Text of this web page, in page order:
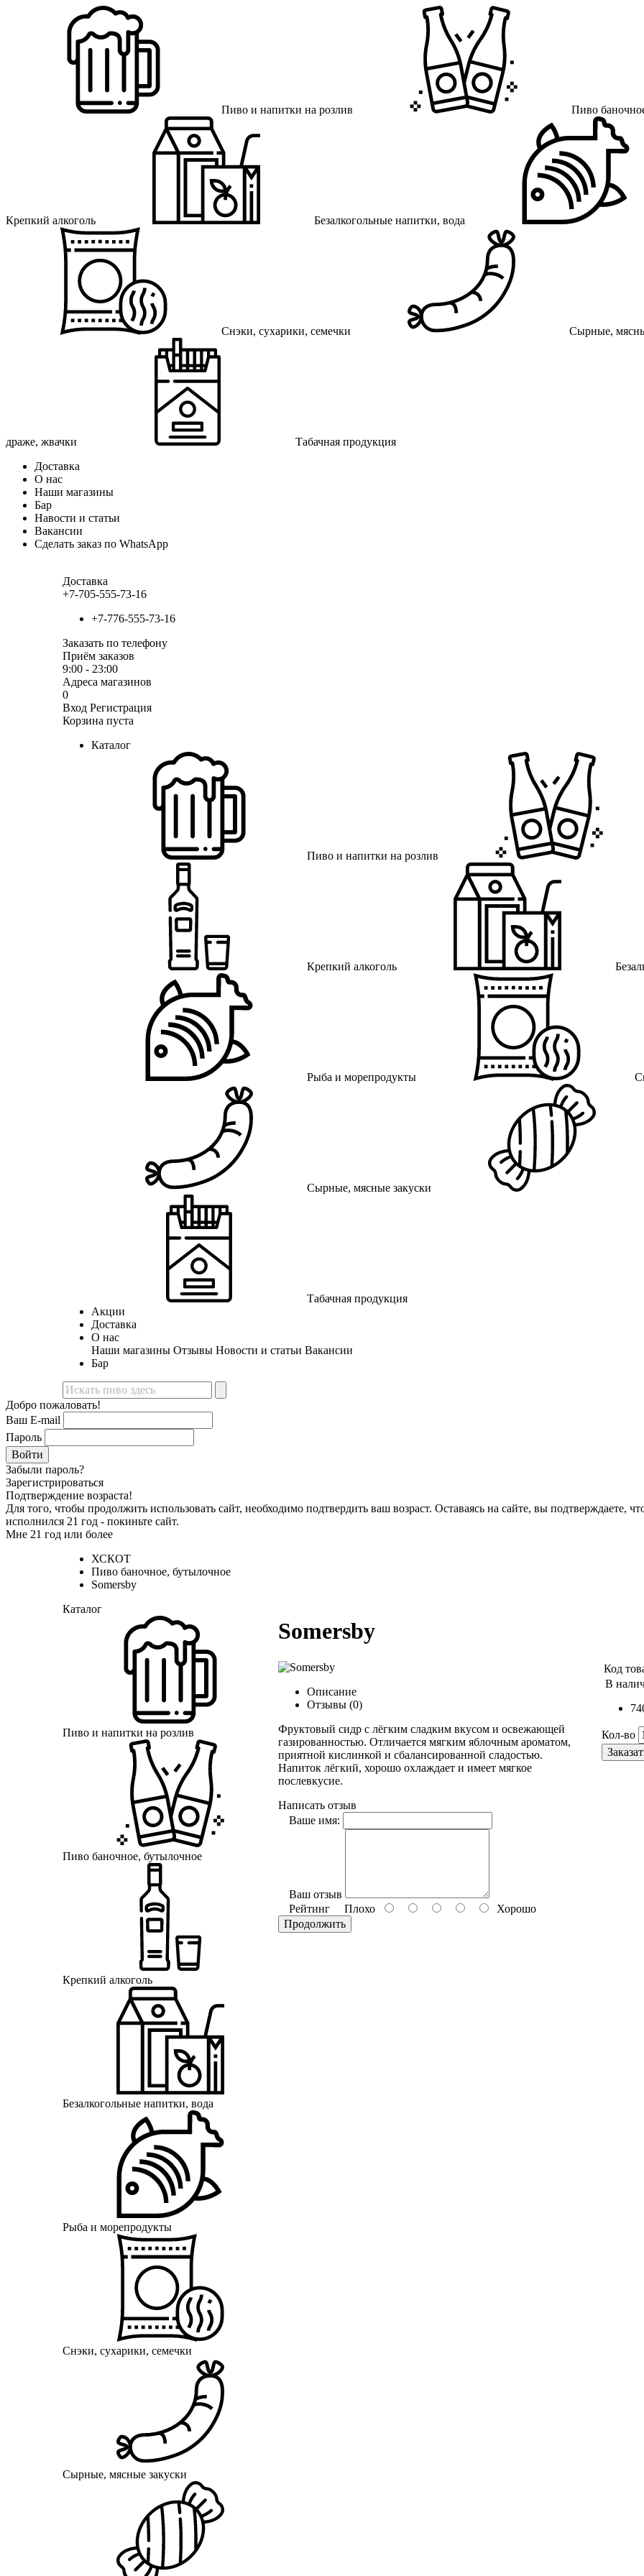
Пиво и напитки на розлив Пиво
Крепкий алкоголь Безалкогольные напитки, вода
Снэки, сухарики, семечки Сырные,
драже, жвачки
Табачная продукция
Доставка
О нас
Наши магазины
Бар
Навости и статьи
Вакансии
Сделать заказ по WhatsApp
Доставка
+7-705-555-73-16
+7-776-555-73-16
Заказать по телефону
Приём заказов
9:00 - 23:00
Адреса магазинов
0
Вход Регистрация
Корзина пуста
Каталог
Пиво и напитки на розлив
Крепкий алкоголь
Рыба и морепродукты
Сырные, мясные закуски
Табачная продукция
Акции
Доставка
О нас
Наши магазины Отзывы Новости и статьи Вакансии
Бар
Добро пожаловать!
Ваш E-mail
Пароль
Войти
Забыли пароль?
Зарегистрироваться
Подтверждение возраста!
Для того, чтобы продолжить использовать сайт, необходимо подтвердить ваш возраст. Оставаясь на сайте, вы подтверждаете,
исполнился 21 год - покиньте сайт.
Мне 21 год или более
ХСКОТ
Пиво баночное, бутылочное
Somersby
Каталог
Пиво и напитки на розлив
Пиво баночное, бутылочное
Крепкий алкоголь
Безалкогольные напитки, вода
Рыба и морепродукты
Снэки, сухарики, семечки
Сырные, мясные закуски
Somersby
Описание
Отзывы (0)
Фруктовый сидр с лёгким сладким вкусом и освежающей
газированностью. Отличается мягким яблочным ароматом,
приятной кислинкой и сбалансированной сладостью.
Напиток лёгкий, хорошо охлаждает и имеет мягкое
послевкусие.
Написать отзыв
Ваше имя:
Ваш отзыв
Рейтинг Плохо
Хорошо
Продолжить
Код
В
Кол-во